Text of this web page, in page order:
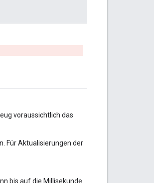
voraussichtlich das
Für Aktualisierungen der
bis auf die Millisekunde